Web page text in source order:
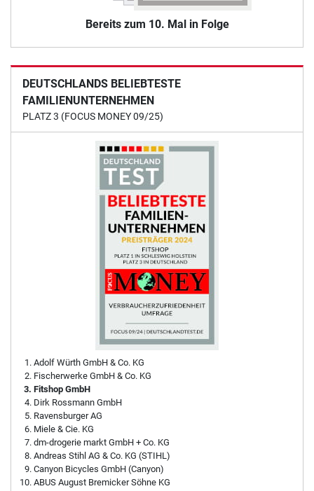
Bereits zum 10. Mal in Folge
DEUTSCHLANDS BELIEBTESTE
FAMILIENUNTERNEHMEN
PLATZ 3 (FOCUS MONEY 09/25)
Adolf Würth GmbH & Co. KG
Fischerwerke GmbH & Co. KG
Fitshop GmbH
Dirk Rossmann GmbH
Ravensburger AG
Miele & Cie. KG
dm-drogerie markt GmbH + Co. KG
Andreas Stihl AG & Co. KG (STIHL)
Canyon Bicycles GmbH (Canyon)
ABUS August Bremicker Söhne KG